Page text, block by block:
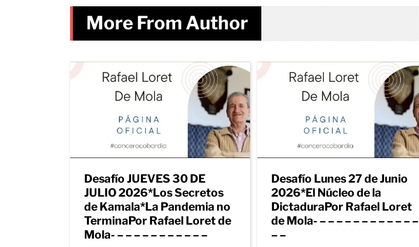
More From Author
Desafío JUEVES 30 DE
JULIO 2026*Los Secretos
de Kamala*La Pandemia no
TerminaPor Rafael Loret de
Mola- – – – – – – – – – – –
Desafío Lunes 27 de Junio
2026*El Núcleo de la
DictaduraPor Rafael Loret
de Mola- – – – – – – – – – – – –
– –